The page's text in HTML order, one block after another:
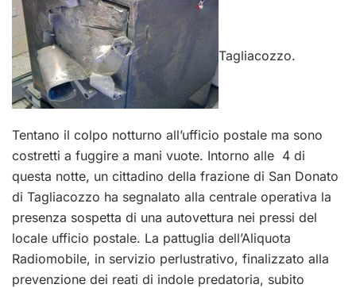
Tagliacozzo.
Tentano il colpo notturno all’ufficio postale ma sono
costretti a fuggire a mani vuote. Intorno alle 4 di
questa notte, un cittadino della frazione di San Donato
di Tagliacozzo ha segnalato alla centrale operativa la
presenza sospetta di una autovettura nei pressi del
locale ufficio postale. La pattuglia dell’Aliquota
Radiomobile, in servizio perlustrativo, finalizzato alla
prevenzione dei reati di indole predatoria, subito